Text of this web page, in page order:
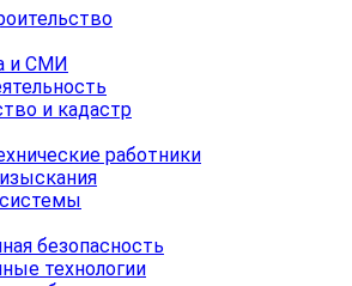
и СМИ
и кадастр
работники
безопасность
технологии